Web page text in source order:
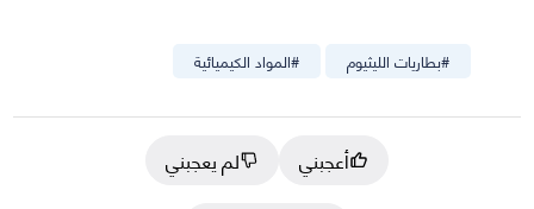
#المواد الكيميائية #بطاريات الليثيوم
أعجبني
لم يعجبني